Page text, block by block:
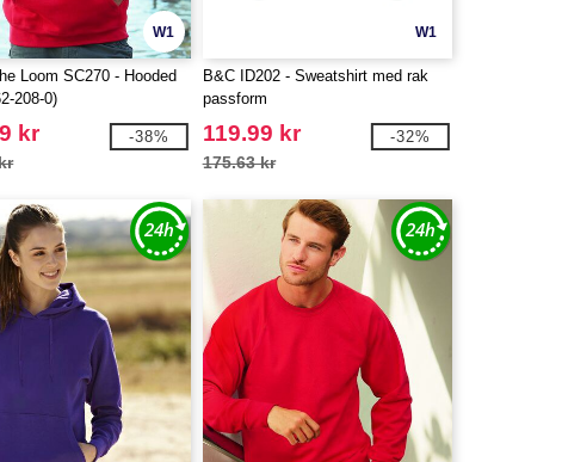
W1
Loom SC270 - Hooded
208-0)
kr -38%
W1
B&C ID202 - Sweatshirt med rak
passform
119.99 kr
175.63 kr
-32%